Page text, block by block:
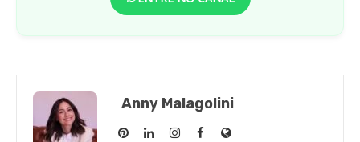
Anny Malagolini
AnnyAnnyAnnyAnnySite